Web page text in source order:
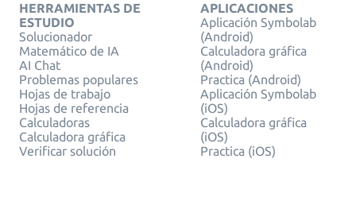
HERRAMIENTAS DE
ESTUDIO
Solucionador
Matemático de IA
AI Chat
Problemas populares
Hojas de trabajo
Hojas de referencia
Calculadoras
Calculadora gráfica
Verificar solución
APLICACIONES
Aplicación Symbolab
(Android)
Calculadora gráfica
(Android)
Practica (Android)
Aplicación Symbolab
(iOS)
Calculadora gráfica
(iOS)
Practica (iOS)